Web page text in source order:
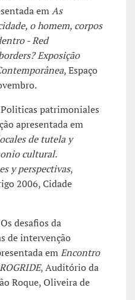
emAs
o homem, corpos
- Red
Exposição
, Espaço
patrimoniales
apresentada em
de tutela y
cultural.
y perspectivas,
2006, Cidade
desafios da
de intervenção
emEncontro
, Auditório da
Roque, Oliveira de